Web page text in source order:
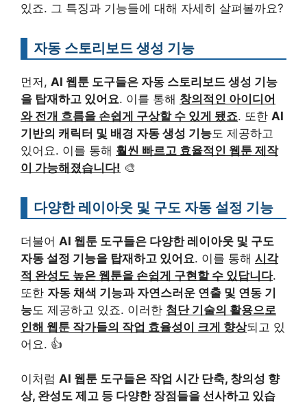
있죠. 그 특징과 기능들에 대해 자세히 살펴볼까요?
자동 스토리보드 생성 기능
먼저, AI 웹툰 도구들은 자동 스토리보드 생성 기능
을 탑재하고 있어요. 이를 통해 창의적인 아이디어
와 전개 흐름을 손쉽게 구상할 수 있게 됐죠. 또한 AI
기반의 캐릭터 및 배경 자동 생성 기능도 제공하고
있어요. 이를 통해 훨씬 빠르고 효율적인 웹툰 제작
이 가능해졌습니다! 🎨
다양한 레이아웃 및 구도 자동 설정 기능
더불어 AI 웹툰 도구들은 다양한 레이아웃 및 구도
자동 설정 기능을 탑재하고 있어요. 이를 통해 시각
적 완성도 높은 웹툰을 손쉽게 구현할 수 있답니다.
또한 자동 채색 기능과 자연스러운 연출 및 연동 기
능도 제공하고 있죠. 이러한 첨단 기술의 활용으로
인해 웹툰 작가들의 작업 효율성이 크게 향상되고 있
어요. 👍
이처럼 AI 웹툰 도구들은 작업 시간 단축, 창의성 향
상, 완성도 제고 등 다양한 장점들을 선사하고 있습